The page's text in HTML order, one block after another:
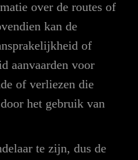
over de routes of
kan de
of
aanvaarden voor
of verliezen die
het gebruik van
te zijn, dus de